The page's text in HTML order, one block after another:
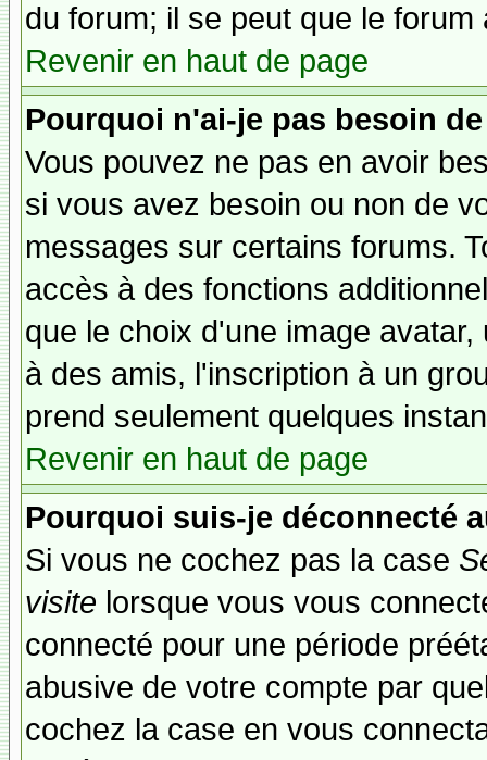
du forum; il se peut que le
Revenir en haut de page
Pourquoi n'ai-je pas besoin
Vous pouvez ne pas en avoir
si vous avez besoin ou non de
messages sur certains forums.
accès à des fonctions
que le choix d'une image
à des amis, l'inscription à un
prend seulement quelques
Revenir en haut de page
Pourquoi suis-je déconnecté
Si vous ne cochez pas la case
visite lorsque vous vous
connecté pour une période
abusive de votre compte par
cochez la case en vous